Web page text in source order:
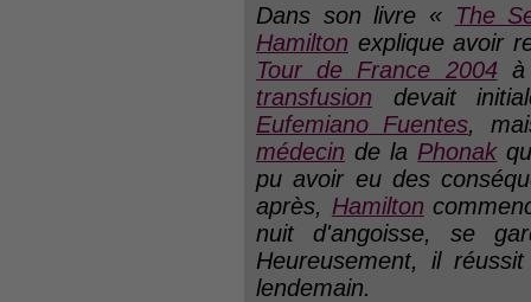
Dans son livre « The
Hamilton explique avoir
Tour de France 2004à
transfusion devait
Eufemiano Fuentes,
médecin de la Phonak
pu avoir eu des
après, Hamilton
nuit d'angoisse, se
Heureusement, il
lendemain.